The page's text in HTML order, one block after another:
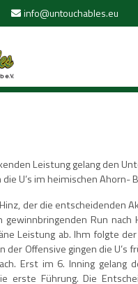
info@untouchables.eu
Leistung gelang den
U’s im heimischen Ahorn-
der die entscheidenden
Run
Leistung ab. Ihm folgte
der Offensive gingen die
Erst im 6. Inning gelang
erste Führung. Die